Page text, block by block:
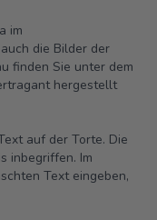
im
die Bilder der
finden Sie unter dem
hergestellt
auf der Torte. Die
inbegriffen. Im
Text eingeben,